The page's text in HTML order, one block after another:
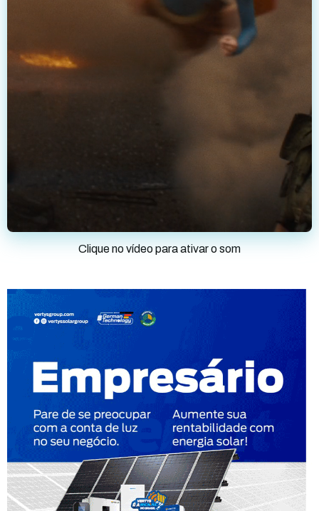
Clique no vídeo para ativar o som